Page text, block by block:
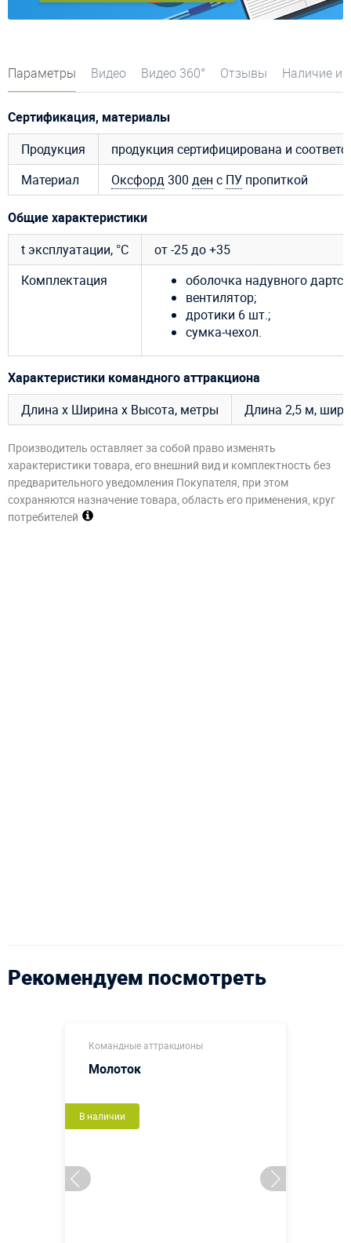
Параметры Видео Видео 360° Отзывы Наличие и
Сертификация, материалы
Продукция
продукция сертифицирована и
Материал
Оксфорд300 ден с ПУ пропиткой
Общие характеристики
t эксплуатации, °C
от -25 до +35
Комплектация
оболочка надувного
вентилятор;
дротики 6 шт.;
сумка-чехол.
Характеристики командного аттракциона
Длина х Ширина х Высота, метры
Длина 2,5 м,
Производитель оставляет за собой право изменять
характеристики товара, его внешний вид и комплектность без
предварительного уведомления Покупателя, при этом
сохраняются назначение товара, область его применения, круг
потребителей
Рекомендуем посмотреть
Командные аттракционы
Молоток
В наличии